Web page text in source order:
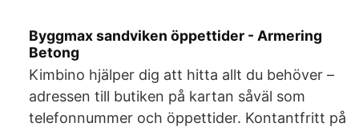
Byggmax sandviken öppettider - Armering
Betong
Kimbino hjälper dig att hitta allt du behöver –
adressen till butiken på kartan såväl som
telefonnummer och öppettider. Kontantfritt på